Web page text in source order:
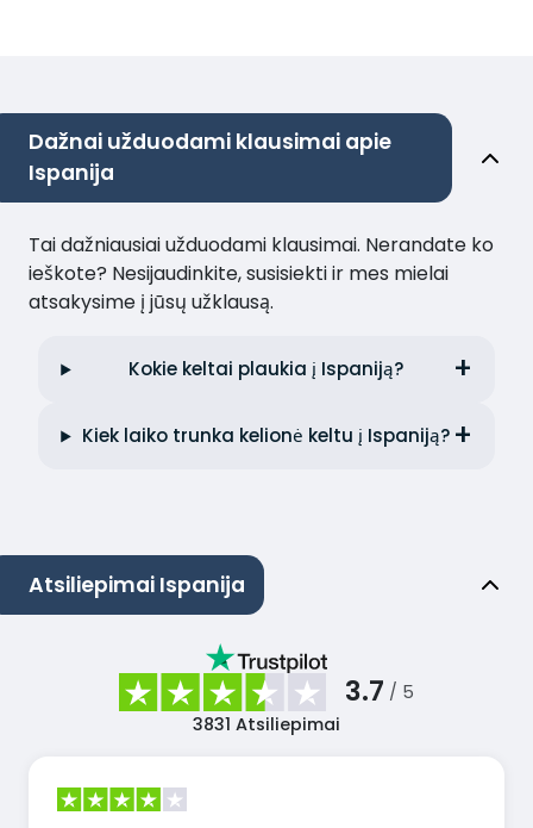
Dažnai užduodami klausimai apie
Ispanija
Tai dažniausiai užduodami klausimai. Nerandate ko
ieškote? Nesijaudinkite, susisiekti ir mes mielai
atsakysime į jūsų užklausą.
Kokie keltai plaukia į Ispaniją?
Kiek laiko trunka kelionė keltu į Ispaniją?
Atsiliepimai Ispanija
3.7 / 5
3831 Atsiliepimai